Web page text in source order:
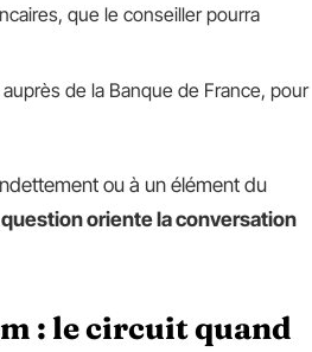
que le conseiller pourra
de la Banque de France, pour
ou à un élément du
oriente la conversation
: le circuit quand